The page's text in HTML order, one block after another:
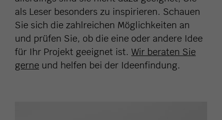
als Leser besonders zu inspirieren. Schauen
Sie sich die zahlreichen Möglichkeiten an
und prüfen Sie, ob die eine oder andere Idee
für Ihr Projekt geeignet ist. Wir beraten Sie
gerne und helfen bei der Ideenfindung.